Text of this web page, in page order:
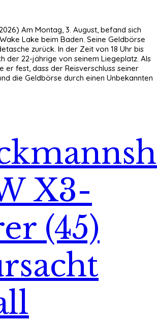
Am Montag, 3. August, befand sich
Lake beim Baden. Seine Geldbörse
zurück. In der Zeit von 18 Uhr bis
der 22-jährige von seinem Liegeplatz. Als
er fest, dass der Reisverschluss seiner
die Geldbörse durch einen Unbekannten
X3-
(45)